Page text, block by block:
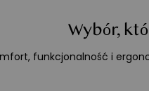
Wybór,
funkcjonalność i